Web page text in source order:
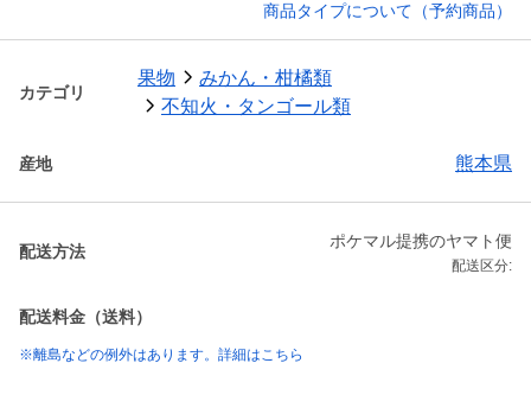
商品タイプについて（予約商品）
カテゴリ
果物
みかん・柑橘類
不知火・タンゴール類
産地 熊本県
配送方法
ポケマル提携のヤマト便
配送区分:
配送料金（送料）
※離島などの例外はあります。詳細はこちら